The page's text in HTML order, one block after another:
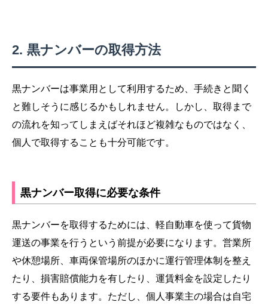
黒ナンバーの取得方法
黒ナンバーは事業用として利用するため、手続きと聞く
と難しそうに感じるかもしれません。しかし、取得まで
の流れを知ってしまえばそれほど複雑なものではなく、
個人で取得することも十分可能です。
黒ナンバー取得に必要な条件
黒ナンバーを取得するためには、軽自動車を使って貨物
運送の事業を行うという前提が必要になります。営業所
や休憩場所、車両保管場所のほかに運行管理体制を整え
たり、損害賠償能力を有したり、運賃料金を設定したり
する要件もあります。ただし、個人事業主の場合は自宅